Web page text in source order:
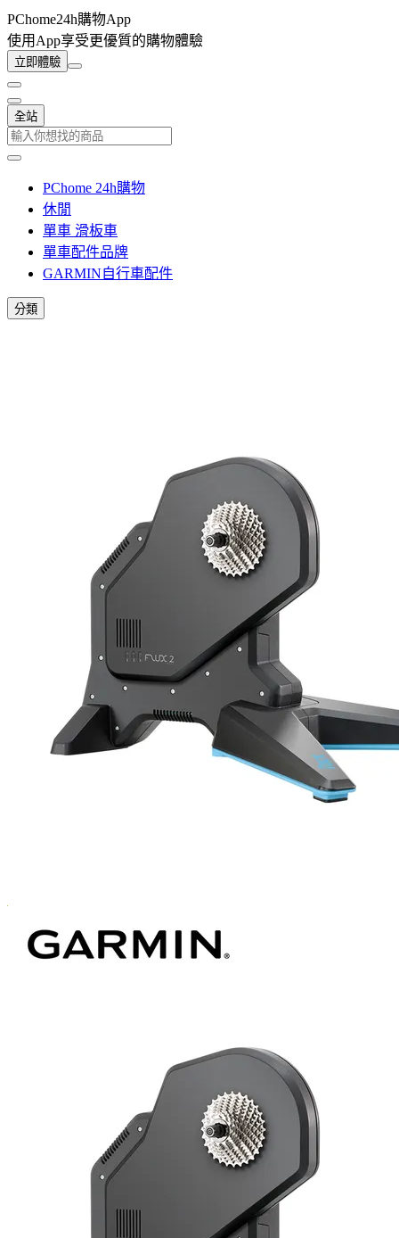
PChome24h購物App
使用App享受更優質的購物體驗
立即體驗
全站
PChome 24h購物
休閒
單車 滑板車
單車配件品牌
GARMIN自行車配件
分類